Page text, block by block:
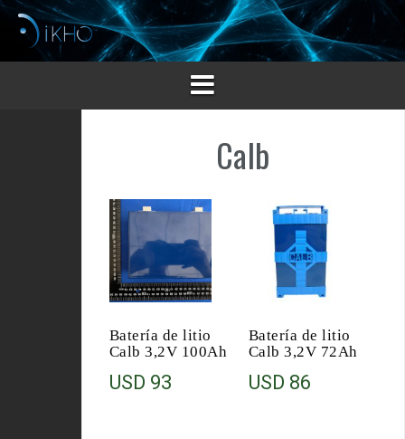
Saltar
contenido
Calb
Batería de litio
Calb 3,2V 100Ah
USD 93
Batería de litio
Calb 3,2V 72Ah
USD 86